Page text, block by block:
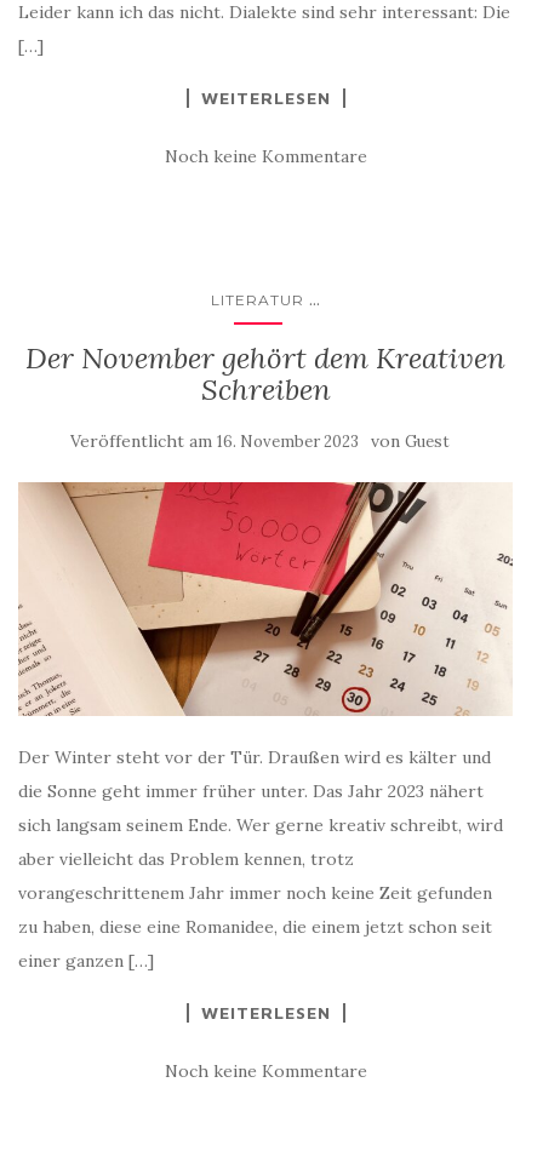
Leider kann ich das nicht. Dialekte sind sehr interessant: Die
[…]
WEITERLESEN
Noch keine Kommentare
LITERATUR ...
Der November gehört dem Kreativen
Schreiben
Veröffentlicht am 16. November 2023 von Guest
Der Winter steht vor der Tür. Draußen wird es kälter und
die Sonne geht immer früher unter. Das Jahr 2023 nähert
sich langsam seinem Ende. Wer gerne kreativ schreibt, wird
aber vielleicht das Problem kennen, trotz
vorangeschrittenem Jahr immer noch keine Zeit gefunden
zu haben, diese eine Romanidee, die einem jetzt schon seit
einer ganzen […]
WEITERLESEN
Noch keine Kommentare